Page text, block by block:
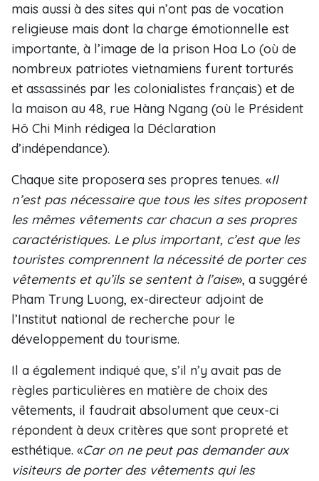
mais aussi à des sites qui n’ont pas de vocation
religieuse mais dont la charge émotionnelle est
importante, à l’image de la prison Hoa Lo (où de
nombreux patriotes vietnamiens furent torturés
et assassinés par les colonialistes français) et de
la maison au 48, rue Hàng Ngang (où le Président
Hô Chi Minh rédigea la Déclaration
d’indépendance).
Chaque site proposera ses propres tenues. «Il
n’est pas nécessaire que tous les sites proposent
les mêmes vêtements car chacun a ses propres
caractéristiques. Le plus important, c’est que les
touristes comprennent la nécessité de porter ces
vêtements et qu’ils se sentent à l’aise», a suggéré
Pham Trung Luong, ex-directeur adjoint de
l’Institut national de recherche pour le
développement du tourisme.
Il a également indiqué que, s’il n’y avait pas de
règles particulières en matière de choix des
vêtements, il faudrait absolument que ceux-ci
répondent à deux critères que sont propreté et
esthétique. «Car on ne peut pas demander aux
visiteurs de porter des vêtements qui les